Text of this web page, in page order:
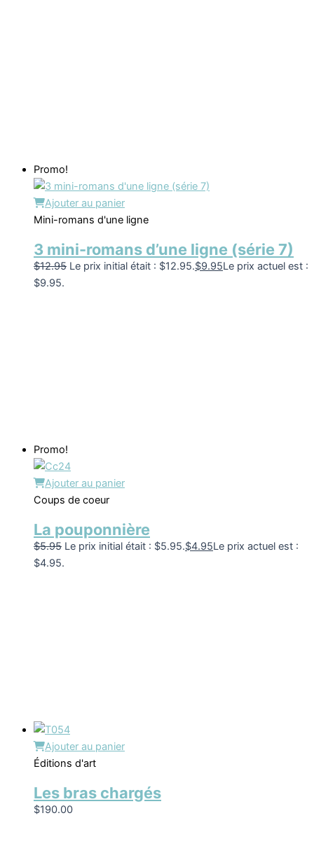
Promo!
Ajouter au panier
Mini-romans d'une ligne
3 mini-romans d’une ligne (série 7)
$12.95 Le prix initial était : $12.95.$9.95Le prix actuel est :
$9.95.
Promo!
Ajouter au panier
Coups de coeur
La pouponnière
$5.95 Le prix initial était : $5.95.$4.95Le prix actuel est :
$4.95.
Ajouter au panier
Éditions d'art
Les bras chargés
$190.00